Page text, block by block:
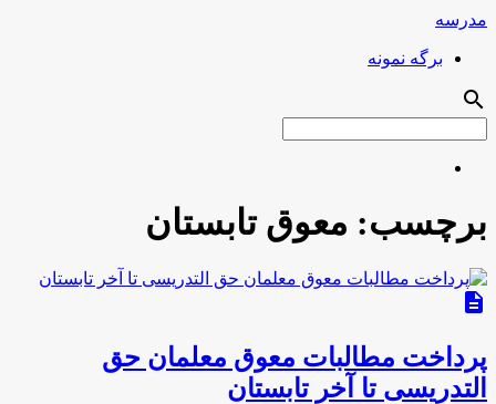
مدرسه
برگه نمونه
search
برچسب: معوق تابستان
description
پرداخت مطالبات معوق معلمان حق
التدریسی تا آخر تابستان